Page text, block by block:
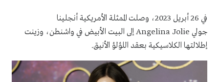
في 26 أبريل 2023، وصلت الممثلة الأمريكية أنجلينا
جولي Angelina Jolieإلى البيت الأبيض في واشنطن، وزينت
إطلالتها الكلاسيكية بعقد اللؤلؤ الأنيق.